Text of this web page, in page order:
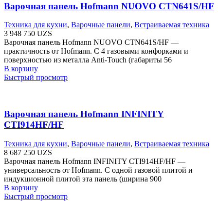
Варочная панель Hofmann NUOVO CTN641S/HF
Техника для кухни, Варочные панели, Встраиваемая техника
3 948 750 UZS
Варочная панель Hofmann NUOVO CTN641S/HF —
практичность от Hofmann. С 4 газовыми конфорками и
поверхностью из металла Anti-Touch (габариты 56
В корзину
Быстрый просмотр
Варочная панель Hofmann INFINITY
CTI914HF/HF
Техника для кухни, Варочные панели, Встраиваемая техника
8 687 250 UZS
Варочная панель Hofmann INFINITY CTI914HF/HF —
универсальность от Hofmann. С одной газовой плитой и
индукционной плитой эта панель (ширина 900
В корзину
Быстрый просмотр